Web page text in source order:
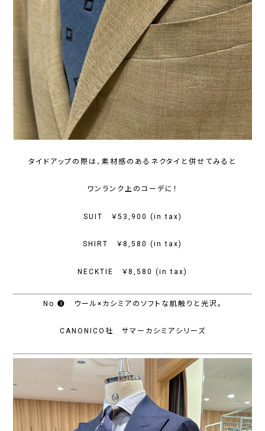
タイドアップの際は、素材感のあるネクタイと併せてみると
ワンランク上のコーデに！
SUIT ￥53,900 (in tax)
SHIRT ￥8,580 (in tax)
NECKTIE ￥8,580 (in tax)
No.❸ ウール×カシミアのソフトな肌触りと光沢。
CANONICO社 サマーカシミアシリーズ